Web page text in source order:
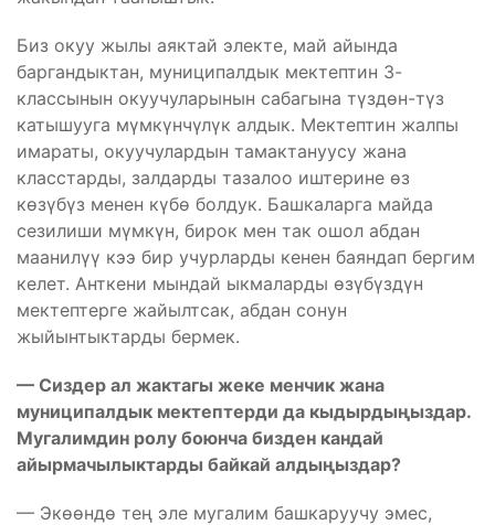
Биз окуу жылы аяктай электе, май айында
баргандыктан, муниципалдык мектептин 3-
классынын окуучуларынын сабагына түздөн-түз
катышууга мүмкүнчүлүк алдык. Мектептин жалпы
имараты, окуучулардын тамактануусу жана
класстарды, залдарды тазалоо иштерине өз
көзүбүз менен күбө болдук. Башкаларга майда
сезилиши мүмкүн, бирок мен так ошол абдан
маанилүү кээ бир учурларды кенен баяндап бергим
келет. Анткени мындай ыкмаларды өзүбүздүн
мектептерге жайылтсак, абдан сонун
жыйынтыктарды бермек.
— Сиздер ал жактагы жеке менчик жана
муниципалдык мектептерди да кыдырдыңыздар.
Мугалимдин ролу боюнча бизден кандай
айырмачылыктарды байкай алдыңыздар?
— Экөөндө тең эле мугалим башкаруучу эмес,